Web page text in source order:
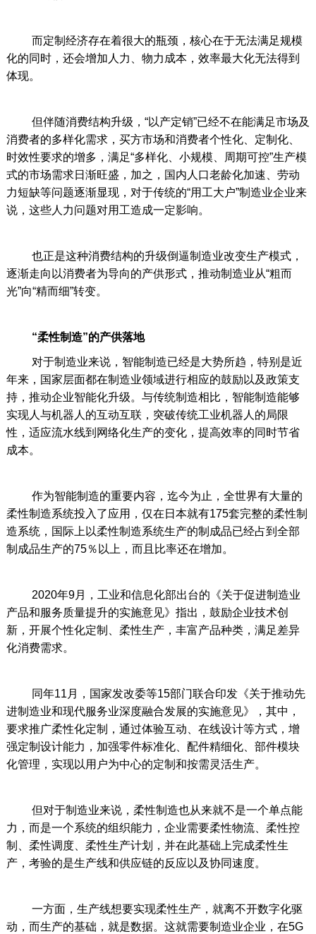
而定制经济存在着很大的瓶颈，核心在于无法满足规模
化的同时，还会增加人力、物力成本，效率最大化无法得到
体现。
但伴随消费结构升级，“以产定销”已经不在能满足市场及
消费者的多样化需求，买方市场和消费者个性化、定制化、
时效性要求的增多，满足“多样化、小规模、周期可控”生产模
式的市场需求日渐旺盛，加之，国内人口老龄化加速、劳动
力短缺等问题逐渐显现，对于传统的“用工大户”制造业企业来
说，这些人力问题对用工造成一定影响。
也正是这种消费结构的升级倒逼制造业改变生产模式，
逐渐走向以消费者为导向的产供形式，推动制造业从“粗而
光”向“精而细”转变。
“柔性制造”的产供落地
对于制造业来说，智能制造已经是大势所趋，特别是近
年来，国家层面都在制造业领域进行相应的鼓励以及政策支
持，推动企业智能化升级。与传统制造相比，智能制造能够
实现人与机器人的互动互联，突破传统工业机器人的局限
性，适应流水线到网络化生产的变化，提高效率的同时节省
成本。
作为智能制造的重要内容，迄今为止，全世界有大量的
柔性制造系统投入了应用，仅在日本就有175套完整的柔性制
造系统，国际上以柔性制造系统生产的制成品已经占到全部
制成品生产的75％以上，而且比率还在增加。
2020年9月，工业和信息化部出台的《关于促进制造业
产品和服务质量提升的实施意见》指出，鼓励企业技术创
新，开展个性化定制、柔性生产，丰富产品种类，满足差异
化消费需求。
同年11月，国家发改委等15部门联合印发《关于推动先
进制造业和现代服务业深度融合发展的实施意见》，其中，
要求推广柔性化定制，通过体验互动、在线设计等方式，增
强定制设计能力，加强零件标准化、配件精细化、部件模块
化管理，实现以用户为中心的定制和按需灵活生产。
但对于制造业来说，柔性制造也从来就不是一个单点能
力，而是一个系统的组织能力，企业需要柔性物流、柔性控
制、柔性调度、柔性生产计划，并在此基础上完成柔性生
产，考验的是生产线和供应链的反应以及协同速度。
一方面，生产线想要实现柔性生产，就离不开数字化驱
动，而生产的基础，就是数据。这就需要制造业企业，在5G